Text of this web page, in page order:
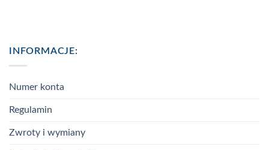
INFORMACJE:
Numer konta
Regulamin
Zwroty i wymiany